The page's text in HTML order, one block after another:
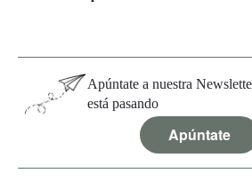
Apúntate a nuestra
está pasando
Apúntate